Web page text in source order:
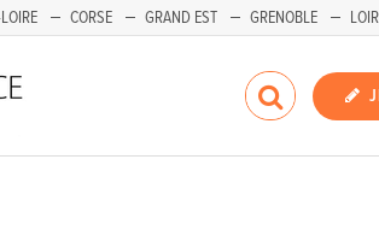
CORSE GRAND EST GRENOBLE